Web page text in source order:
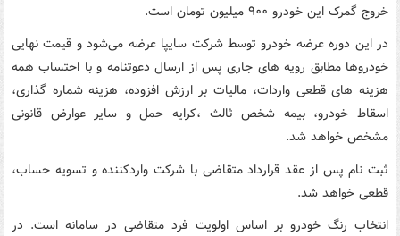
خروج گمرک این خودرو ۹۰۰ میلیون تومان است.
در این دوره عرضه خودرو توسط شرکت سایپا عرضه می‌شود و قیمت نهایی
خودروها مطابق رویه های جاری پس از ارسال دعوتنامه و با احتساب همه
هزینه های قطعی واردات، مالیات بر ارزش افزوده، هزینه شماره گذاری،
اسقاط خودرو، بیمه شخص ثالث ،کرایه حمل و سایر عوارض قانونی
مشخص خواهد شد.
ثبت نام پس از عقد قرارداد متقاضی با شرکت واردکننده و تسویه حساب،
قطعی خواهد شد.
انتخاب رنگ خودرو بر اساس اولویت فرد متقاضی در سامانه است. در